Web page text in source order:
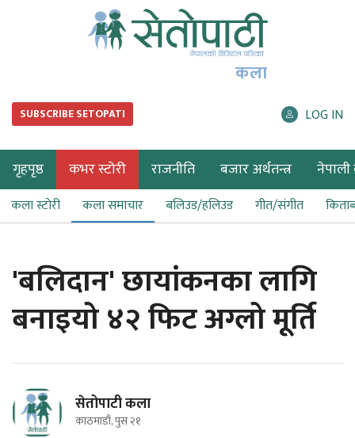
कला
SUBSCRIBE SETOPATI LOG IN
गृहपृष्ठ कभर स्टोरी राजनीति बजार अर्थतन्त्र नेपाली
कला स्टोरी कला समाचार बलिउड/हलिउड गीत/संगीत
'बलिदान' छायांकनका लागि
बनाइयो ४२ फिट अग्लो मूर्ति
सेतोपाटी कला
काठमाडौं, पुस २१